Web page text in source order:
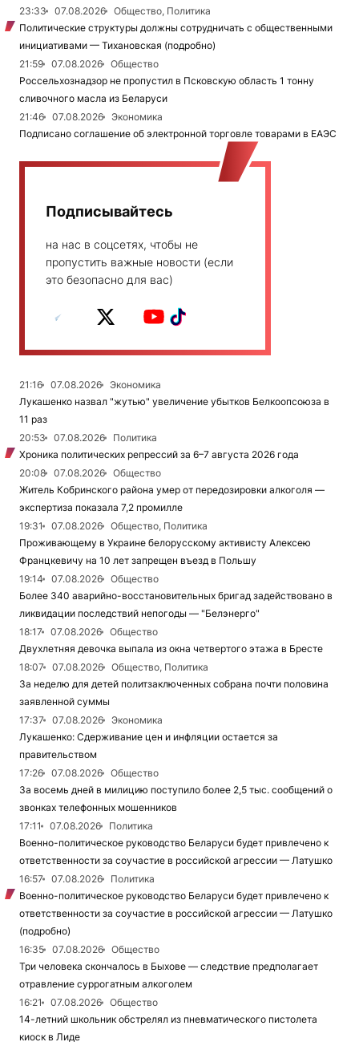
23:33 07.08.2026
Общество, Политика
Политические структуры должны сотрудничать с общественными
инициативами — Тихановская (подробно)
21:59
07.08.2026
Общество
Россельхознадзор не пропустил в Псковскую область 1 тонну
сливочного масла из Беларуси
21:46
07.08.2026
Экономика
Подписано соглашение об электронной торговле товарами в ЕАЭС
Подписывайтесь
на нас в соцсетях, чтобы не
пропустить важные новости (если
это безопасно для вас)
21:16 07.08.2026
Экономика
Лукашенко назвал "жутью" увеличение убытков Белкоопсоюза в
11 раз
20:53
07.08.2026
Политика
Хроника политических репрессий за 6–7 августа 2026 года
20:08
07.08.2026
Общество
Житель Кобринского района умер от передозировки алкоголя —
экспертиза показала 7,2 промилле
19:31
07.08.2026
Общество, Политика
Проживающему в Украине белорусскому активисту Алексею
Францкевичу на 10 лет запрещен въезд в Польшу
19:14
07.08.2026
Общество
Более 340 аварийно-восстановительных бригад задействовано в
ликвидации последствий непогоды — "Белэнерго"
18:17
07.08.2026
Общество
Двухлетняя девочка выпала из окна четвертого этажа в Бресте
18:07
07.08.2026
Общество, Политика
За неделю для детей политзаключенных собрана почти половина
заявленной суммы
17:37
07.08.2026
Экономика
Лукашенко: Сдерживание цен и инфляции остается за
правительством
17:26
07.08.2026
Общество
За восемь дней в милицию поступило более 2,5 тыс. сообщений о
звонках телефонных мошенников
17:11
07.08.2026
Политика
Военно-политическое руководство Беларуси будет привлечено к
ответственности за соучастие в российской агрессии — Латушко
16:57
07.08.2026
Политика
Военно-политическое руководство Беларуси будет привлечено к
ответственности за соучастие в российской агрессии — Латушко
(подробно)
16:35
07.08.2026
Общество
Три человека скончалось в Быхове — следствие предполагает
отравление суррогатным алкоголем
16:21
07.08.2026
Общество
14-летний школьник обстрелял из пневматического пистолета
киоск в Лиде